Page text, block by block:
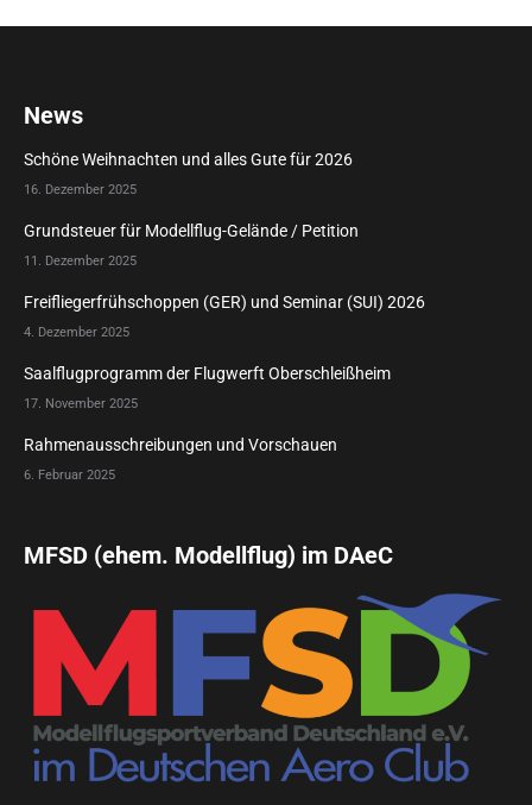
News
Schöne Weihnachten und alles Gute für 2026
16. Dezember 2025
Grundsteuer für Modellflug-Gelände / Petition
11. Dezember 2025
Freifliegerfrühschoppen (GER) und Seminar (SUI) 2026
4. Dezember 2025
Saalflugprogramm der Flugwerft Oberschleißheim
17. November 2025
Rahmenausschreibungen und Vorschauen
6. Februar 2025
MFSD (ehem. Modellflug) im DAeC